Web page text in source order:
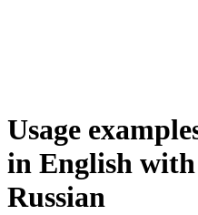
Usage
in English
Russian